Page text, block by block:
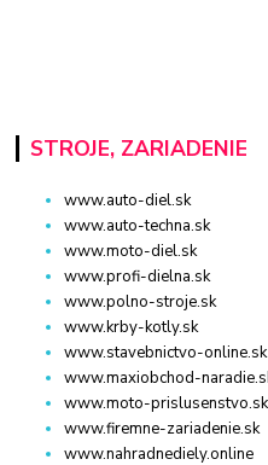
STROJE, ZARIADENIE
www.auto-diel.sk
www.auto-techna.sk
www.moto-diel.sk
www.profi-dielna.sk
www.polno-stroje.sk
www.krby-kotly.sk
www.stavebnictvo-online.sk
www.maxiobchod-
www.moto-prislusenstvo.sk
www.firemne-zariadenie.sk
www.nahradnediely.online